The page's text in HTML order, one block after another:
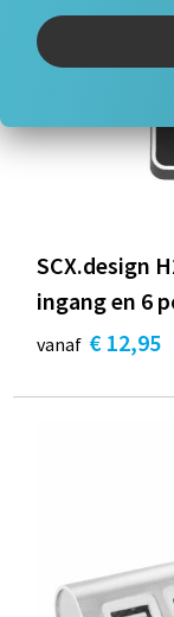
SCX.design
ingang en 6
vanaf € 12,95